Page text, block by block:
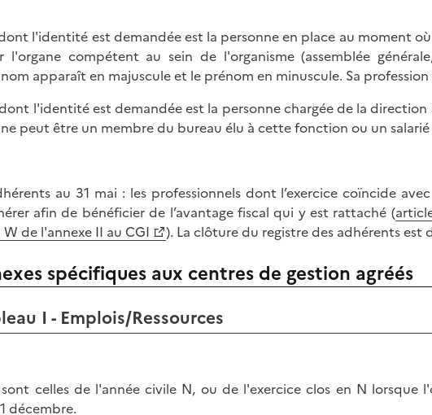
l'identité est demandée est la personne en place au moment
l'organe compétent au sein de l'organisme (assemblée
apparaît en majuscule et le prénom en minuscule. Sa profession
l'identité est demandée est la personne chargée de la
peut être un membre du bureau élu à cette fonction ou un salarié
au 31 mai : les professionnels dont l’exercice coïncide
afin de bénéficier de l’avantage fiscal qui y est rattaché (
W de l'annexe II au CGI ). La clôture du registre des adhérents est
spécifiques aux centres de gestion agréés
I - Emplois/Ressources
sont celles de l'année civile N, ou de l'exercice clos en N lorsque
décembre.